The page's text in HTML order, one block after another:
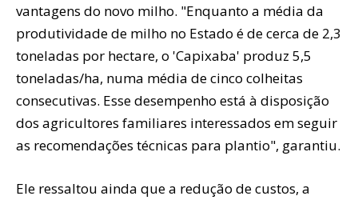
vantagens do novo milho. "Enquanto a média da
produtividade de milho no Estado é de cerca de 2,3
toneladas por hectare, o 'Capixaba' produz 5,5
toneladas/ha, numa média de cinco colheitas
consecutivas. Esse desempenho está à disposição
dos agricultores familiares interessados em seguir
as recomendações técnicas para plantio", garantiu.
Ele ressaltou ainda que a redução de custos, a